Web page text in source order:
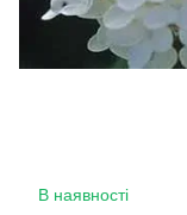
В наявності